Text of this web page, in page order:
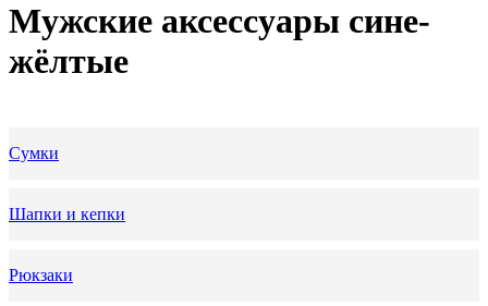
Мужские аксессуары сине-
жёлтые
Сумки
Шапки и кепки
Рюкзаки